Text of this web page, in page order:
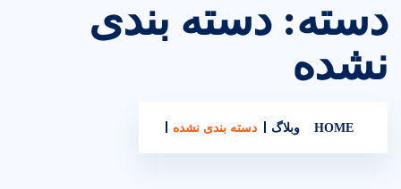
دسته: دسته بندی
نشده
HOME وبلاگ دسته بندی نشده